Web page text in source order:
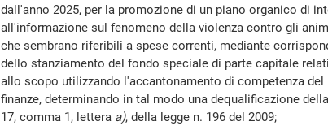
dall'anno 2025, per la promozione di un piano organico di
all'informazione sul fenomeno della violenza contro gli
che sembrano riferibili a spese correnti, mediante
dello stanziamento del fondo speciale di parte capitale
allo scopo utilizzando l'accantonamento di competenza
finanze, determinando in tal modo una dequalificazione
17, comma 1, lettera a), della legge n. 196 del 2009;